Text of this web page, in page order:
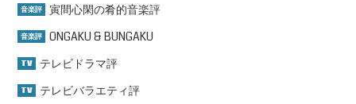
音楽評 寅間心閑の肴的音楽評
音楽評 ONGAKU & BUNGAKU
TV テレビドラマ評
TV テレビバラエティ評